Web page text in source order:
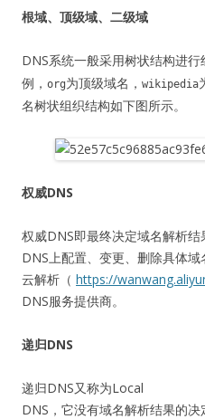
根域、顶级域、二级域
DNS系统一般采用树状结构进行
例， org为顶级域名， wikipedia
名树状组织结构如下图所示。
权威DNS
权威DNS即最终决定域名解析
DNS上配置、变更、删除具体
云解析（ https://
DNS服务提供商。
递归DNS
递归DNS又称为Local
DNS，它没有域名解析结果的